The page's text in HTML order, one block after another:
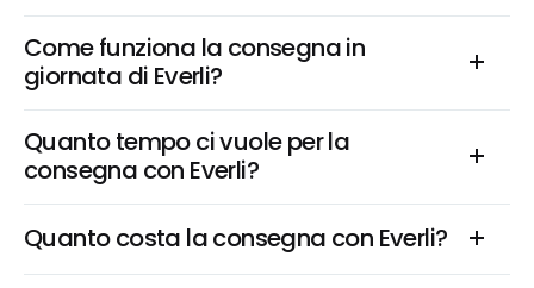
Come funziona la consegna in
giornata di Everli?
Quanto tempo ci vuole per la
consegna con Everli?
Quanto costa la consegna con Everli?